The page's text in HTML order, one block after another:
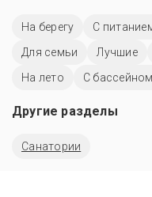
На берегу С
Для семьи
Лучшие
На лето
C бассейном
Другие разделы
Санатории